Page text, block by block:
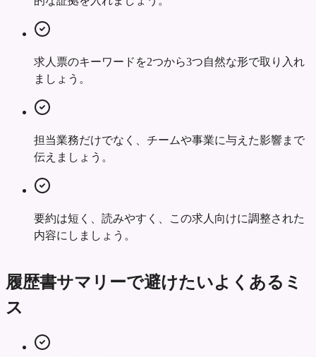
求人票のキーワードを2つから3つ自然な形で取り入れ
ましょう。
担当業務だけでなく、チームや事業に与えた影響まで
伝えましょう。
要約は短く、読みやすく、この求人向けに調整された
内容にしましょう。
履歴書サマリーで避けたいよくあるミ
ス